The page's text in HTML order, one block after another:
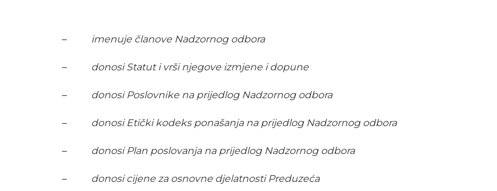
– imenuje članove Nadzornog odbora
– donosi Statut i vrši njegove izmjene i dopune
– donosi Poslovnike na prijedlog Nadzornog odbora
– donosi Etički kodeks ponašanja na prijedlog Nadzornog odbora
– donosi Plan poslovanja na prijedlog Nadzornog odbora
– donosi cijene za osnovne djelatnosti Preduzeća